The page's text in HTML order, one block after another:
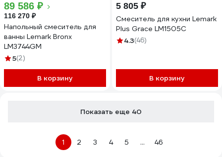
89 586 ₽
116 270 ₽
Напольный смеситель для
ванны Lemark Bronx
LM3744GM
5(2)
В корзину
5 805 ₽
Смеситель для кухни Lemark
Plus Grace LM1505C
4.3(46)
В корзину
Показать еще 40
1 2 3 4 5 ... 46